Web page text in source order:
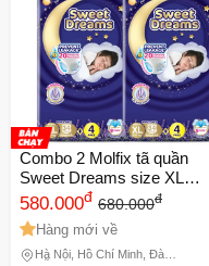
Combo 2 Molfix tã quần
Sweet Dreams size XL
(34+4) Jumbo
580.000đ 680.000đ
Hàng mới về
Hà Nội, Hồ Chí Minh, Đà